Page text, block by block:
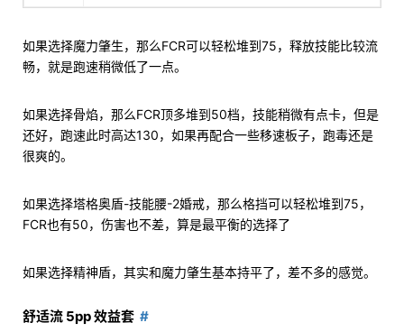
如果选择魔力肇生，那么FCR可以轻松堆到75，释放技能比较流
畅，就是跑速稍微低了一点。
如果选择骨焰，那么FCR顶多堆到50档，技能稍微有点卡，但是
还好，跑速此时高达130，如果再配合一些移速板子，跑毒还是
很爽的。
如果选择塔格奥盾-技能腰-2婚戒，那么格挡可以轻松堆到75，
FCR也有50，伤害也不差，算是最平衡的选择了
如果选择精神盾，其实和魔力肇生基本持平了，差不多的感觉。
舒适流 5pp 效益套